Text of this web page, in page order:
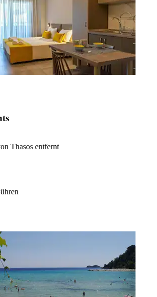
Thasos entfernt